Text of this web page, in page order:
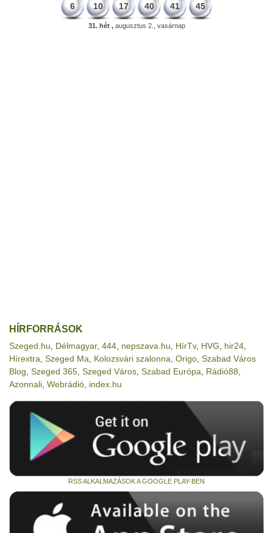
6 10 17 40 41 45
31. hét ,augusztus 2., vasárnap
HÍRFORRÁSOK
Szeged.hu Délmagyar, 444 nepszava.hu HírTv, HVG hir24
Hírextra Szeged Ma Kolozsvári szalonna Origo Szabad Város
Blog Szeged 365 Szeged Város Szabad Európa Rádió88
Azonnali Webrádió index.hu
RSS ALKALMAZÁSOK A GOOGLE PLAY-BEN